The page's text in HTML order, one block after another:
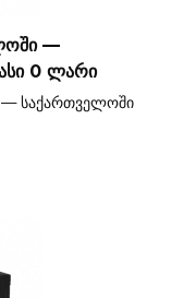
—
0 ლარი
საქართველოში